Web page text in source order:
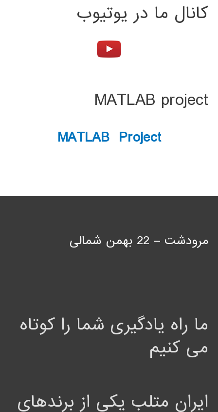
کانال ما در یوتیوب
MATLAB project
MATLAB Project
مرودشت – 22 بهمن شمالی
ما راه یادگیری شما را کوتاه
می کنیم
ایران متلب یکی از برندهای